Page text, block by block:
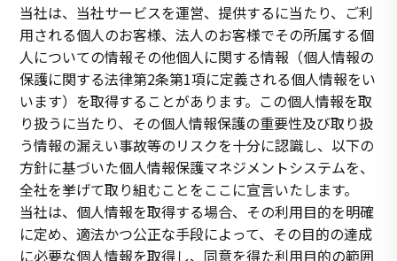
当社は、当社サービスを運営、提供するに当たり、ご利
用される個人のお客様、法人のお客様でその所属する個
人についての情報その他個人に関する情報（個人情報の
保護に関する法律第2条第1項に定義される個人情報をい
います）を取得することがあります。この個人情報を取
り扱うに当たり、その個人情報保護の重要性及び取り扱
う情報の漏えい事故等のリスクを十分に認識し、以下の
方針に基づいた個人情報保護マネジメントシステムを、
全社を挙げて取り組むことをここに宣言いたします。
当社は、個人情報を取得する場合、その利用目的を明確
に定め、適法かつ公正な手段によって、その目的の達成
に必要な個人情報を取得し、同意を得た利用目的の範囲